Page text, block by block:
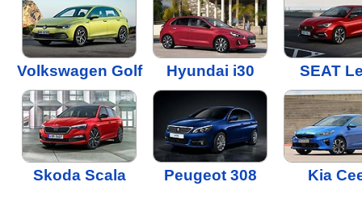
Volkswagen Golf Hyundai i30 SEAT
Skoda Scala Peugeot 308 Kia